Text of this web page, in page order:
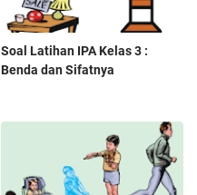
Soal Latihan IPA Kelas 3 :
Benda dan Sifatnya